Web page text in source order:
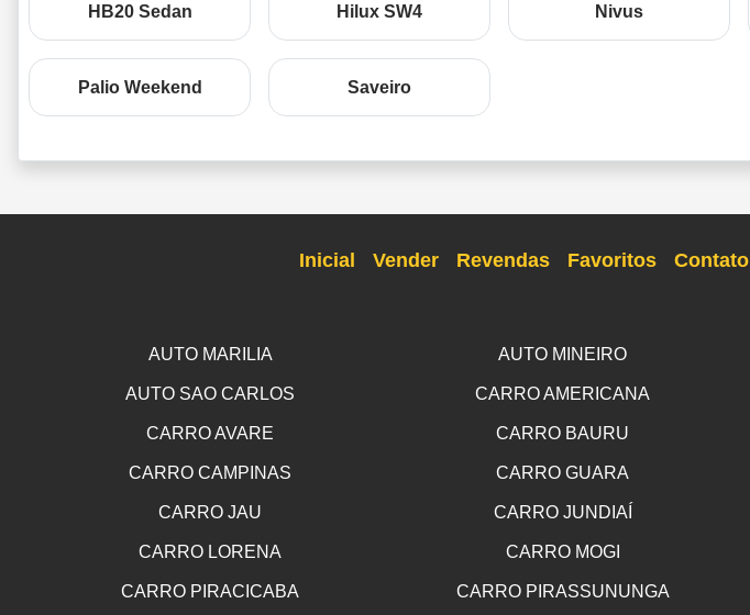
HB20 Sedan Hilux SW4 Nivus
Palio Weekend Saveiro
Inicial Vender Revendas Favoritos Contato
AUTO MARILIA AUTO MINEIRO
AUTO SAO CARLOS CARRO AMERICANA
CARRO AVARE CARRO BAURU
CARRO CAMPINAS CARRO GUARA
CARRO JAU CARRO JUNDIAÍ
CARRO LORENA CARRO MOGI
CARRO PIRACICABA CARRO PIRASSUNUNGA